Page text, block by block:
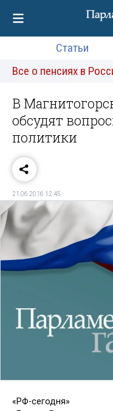
Статьи
Все о пенсиях в
В
обсудят
политики
21.06.2016 12:45
«РФ-сегодня»